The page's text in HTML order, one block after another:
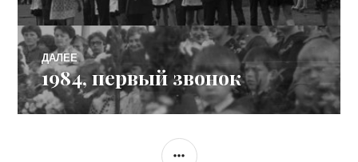
записям
ДАЛЕЕ
Следующая
запись:
1984, первый звонок
БОКОВАЯ